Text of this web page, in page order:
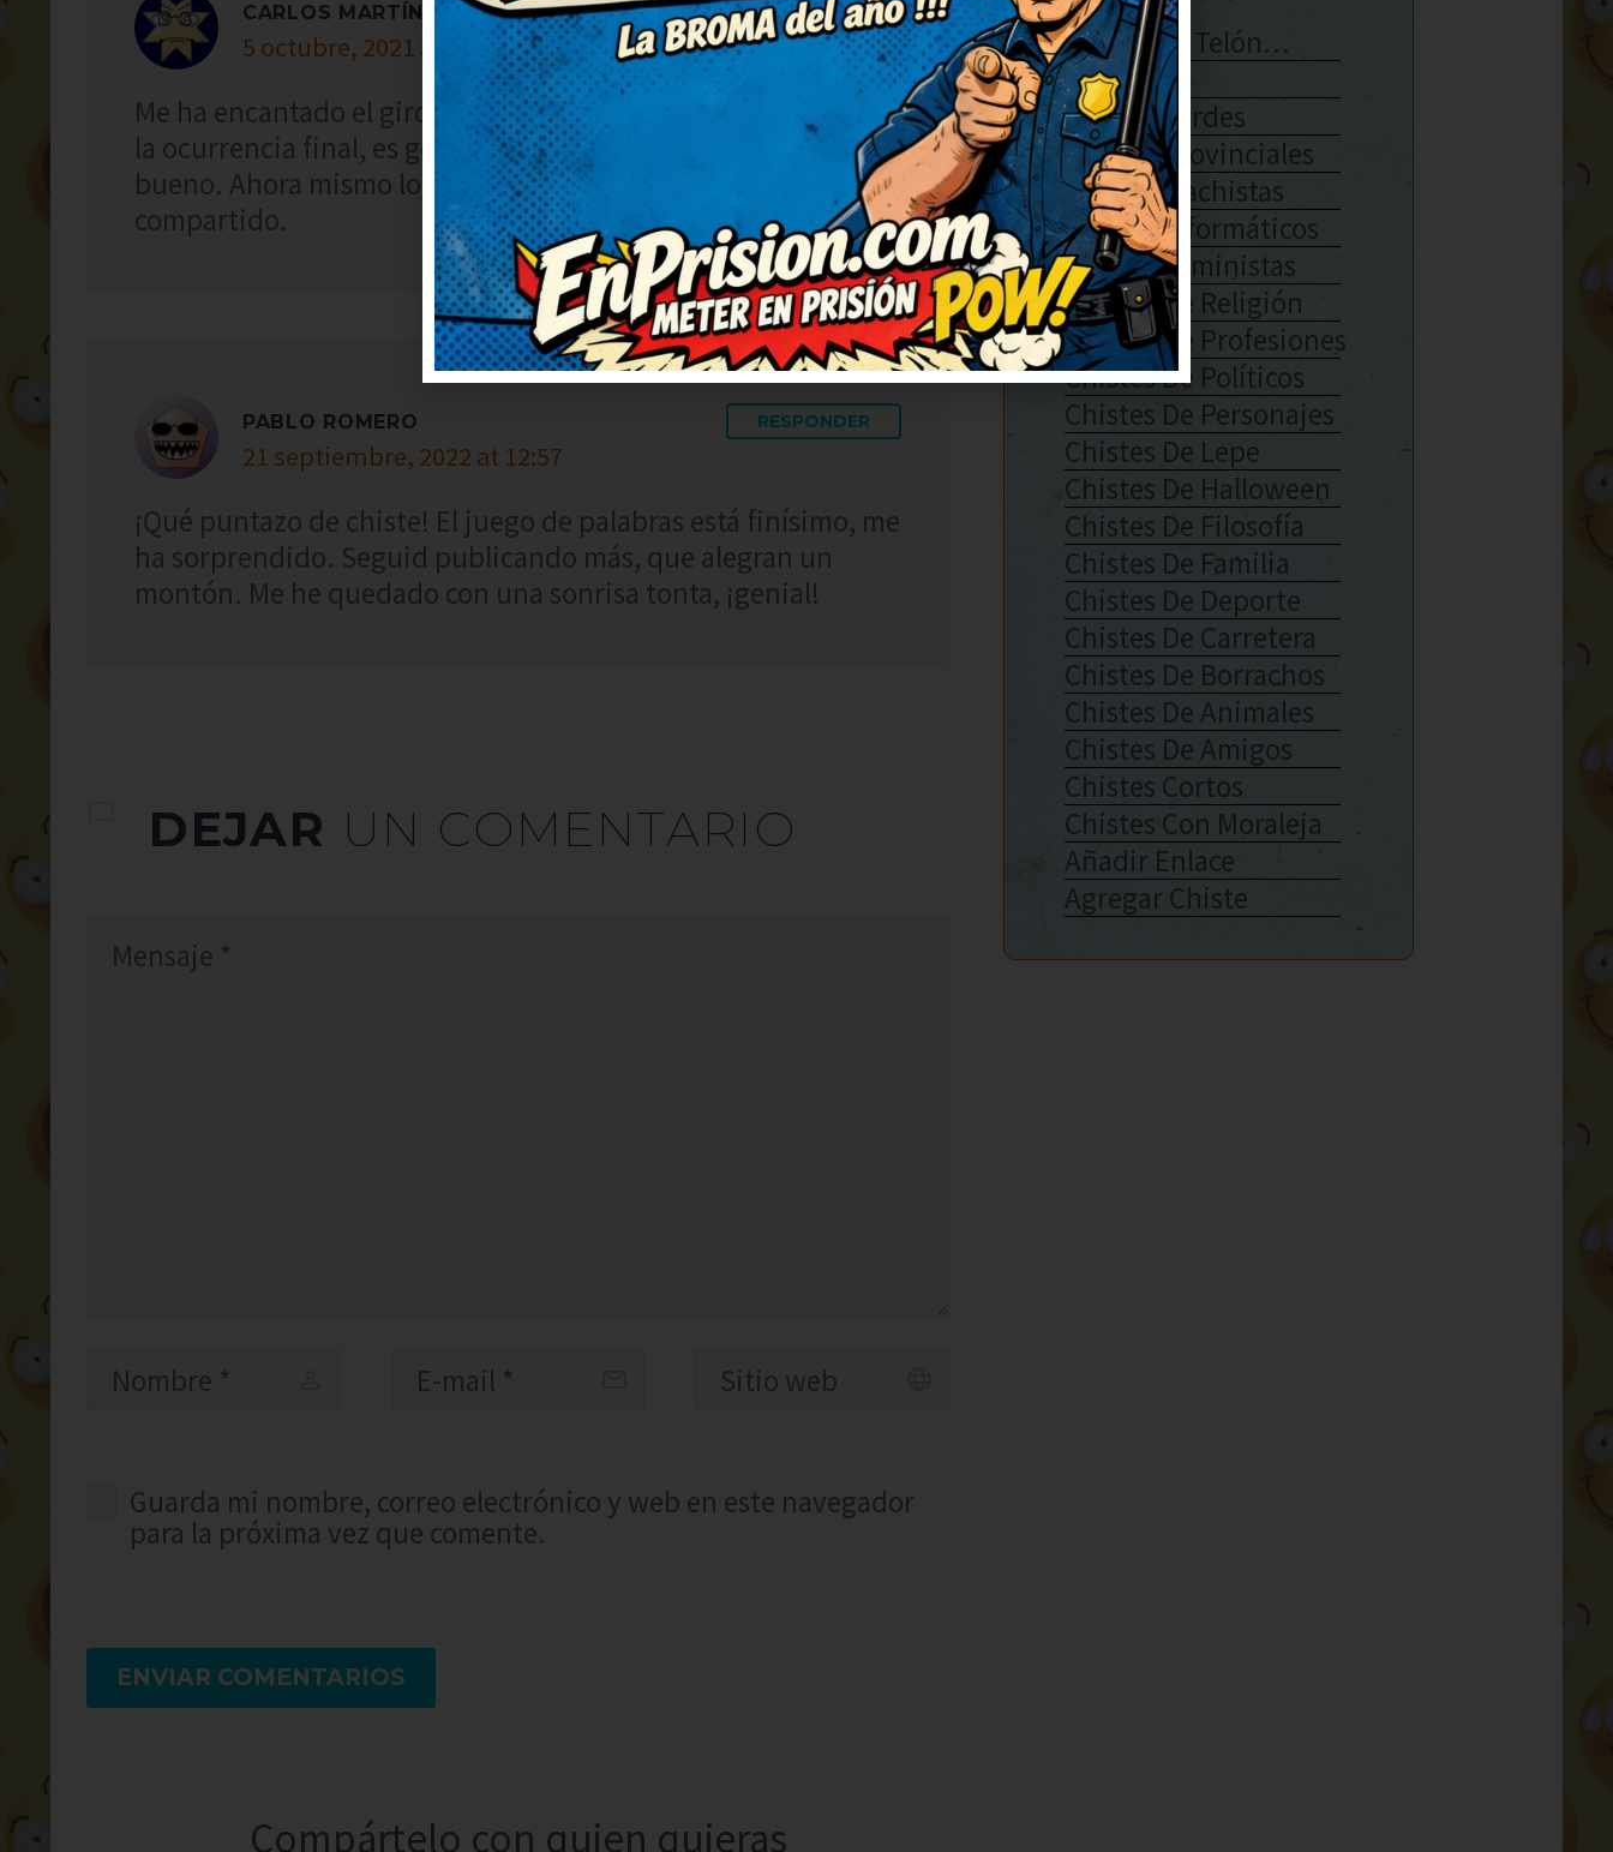
CARLOS MARTÍNEZ
5 octubre, 2021 at 18:07
RESPONDER
Me ha encantado el giro final, súper ingenioso. Me quedo con
la ocurrencia final, es genial. No puedo dejar de sonreír, qué
bueno. Ahora mismo lo reenvío porque merece ser
compartido.
PABLO ROMERO
21 septiembre, 2022 at 12:57
RESPONDER
¡Qué puntazo de chiste! El juego de palabras está finísimo, me
ha sorprendido. Seguid publicando más, que alegran un
montón. Me he quedado con una sonrisa tonta, ¡genial!
DEJAR UN COMENTARIO
Guarda mi nombre, correo electrónico y web en este navegador
para la próxima vez que comente.
ENVIAR COMENTARIOS
Compártelo con quien quieras
Se Abre El Telón…
Enlaces
Chistes Verdes
Chistes Provinciales
Chistes Machistas
Chistes Informáticos
Chistes Feministas
Chistes De Religión
Chistes De Profesiones
Chistes De Políticos
Chistes De Personajes
Chistes De Lepe
Chistes De Halloween
Chistes De Filosofía
Chistes De Familia
Chistes De Deporte
Chistes De Carretera
Chistes De Borrachos
Chistes De Animales
Chistes De Amigos
Chistes Cortos
Chistes Con Moraleja
Añadir Enlace
Agregar Chiste